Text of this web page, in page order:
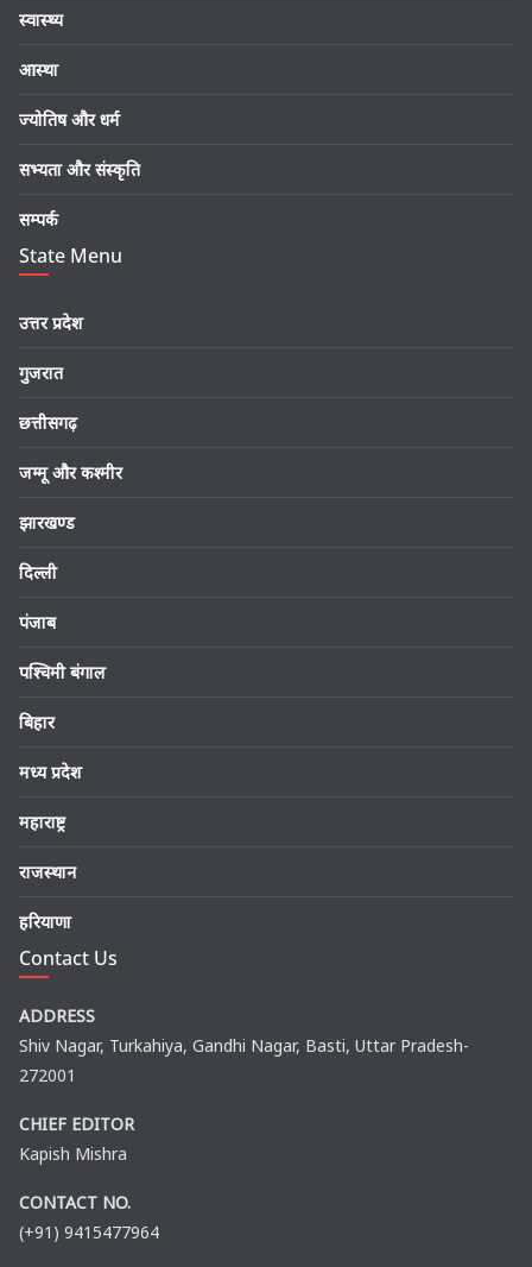
स्वास्थ्य
आस्था
ज्योतिष और धर्म
सभ्यता और संस्कृति
सम्पर्क
State Menu
उत्तर प्रदेश
गुजरात
छत्तीसगढ़
जम्मू और कश्मीर
झारखण्ड
दिल्ली
पंजाब
पश्चिमी बंगाल
बिहार
मध्य प्रदेश
महाराष्ट्र
राजस्थान
हरियाणा
Contact Us
ADDRESS
Shiv Nagar, Turkahiya, Gandhi Nagar, Basti, Uttar Pradesh-
272001
CHIEF EDITOR
Kapish Mishra
CONTACT NO.
(+91) 9415477964